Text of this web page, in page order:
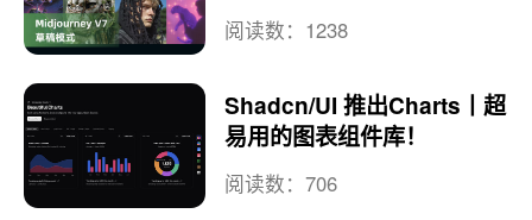
阅读数：1238
Shadcn/UI 推出Charts丨超
易用的图表组件库！
阅读数：706